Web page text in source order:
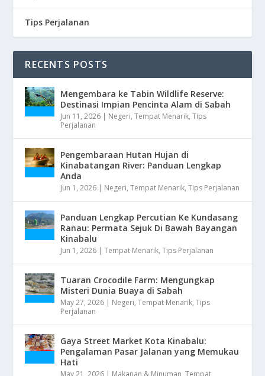
Tips Perjalanan
RECENTS POSTS
Mengembara ke Tabin Wildlife Reserve:
Destinasi Impian Pencinta Alam di Sabah
Jun 11, 2026 | Negeri,Tempat Menarik,Tips
Perjalanan
Pengembaraan Hutan Hujan di
Kinabatangan River: Panduan Lengkap
Anda
Jun 1, 2026 | Negeri,Tempat Menarik,Tips Perjalanan
Panduan Lengkap Percutian Ke Kundasang
Ranau: Permata Sejuk Di Bawah Bayangan
Kinabalu
Jun 1, 2026 |Tempat Menarik,Tips Perjalanan
Tuaran Crocodile Farm: Mengungkap
Misteri Dunia Buaya di Sabah
May 27, 2026 | Negeri,Tempat Menarik,Tips
Perjalanan
Gaya Street Market Kota Kinabalu:
Pengalaman Pasar Jalanan yang Memukau
Hati
May 21, 2026 | Makanan & Minuman ,Tempat